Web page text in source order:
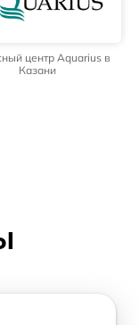
центр Aquarius в
Казани